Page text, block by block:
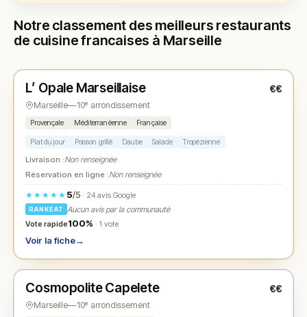
Notre classement des meilleurs restaurants
de cuisine francaises à Marseille
★ N° 1
L’ Opale Marseillaise €€
Marseille—10ᵉ arrondissement
Provençale Méditerranéenne Française
Plat du jour Poisson grillé Daube Salade Tropézienne
Livraison :Non renseignée
Réservation en ligne :Non renseignée
★★★★★ 5/5· 24 avis Google
RANKEAT
Aucun avis par la communauté
Vote rapide100% · 1 vote
Voir la fiche→
★ N° 2
Cosmopolite Capelete €€
Marseille—10ᵉ arrondissement